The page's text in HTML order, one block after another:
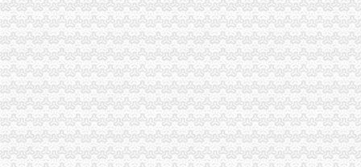
武汉海关物流信息系统上线运行
俄白哈三国2014年将成立海关物流联合公司_电商小子_新浪博客
海关涉物流垄断：物流老板为海关服务中心负责人_网易新闻
【海关转关货运】-海关转关货运价格|批发-海关转关货运公司-页88网
【2014年苏州海关物流运输公司新招聘信息_电话_地址】-赶集网
山东海关物流封【价格,厂家,求购,什么品牌好】-中国制造网,
做海关物流账之前要了解企业_骏天钟_新浪博客
昂丰物流公司-海关,
张家港保税区海关对物流园区企业进行培训_资讯中心_中国物流与采购
天津源海关务物流有限公司-阿土伯企业名录